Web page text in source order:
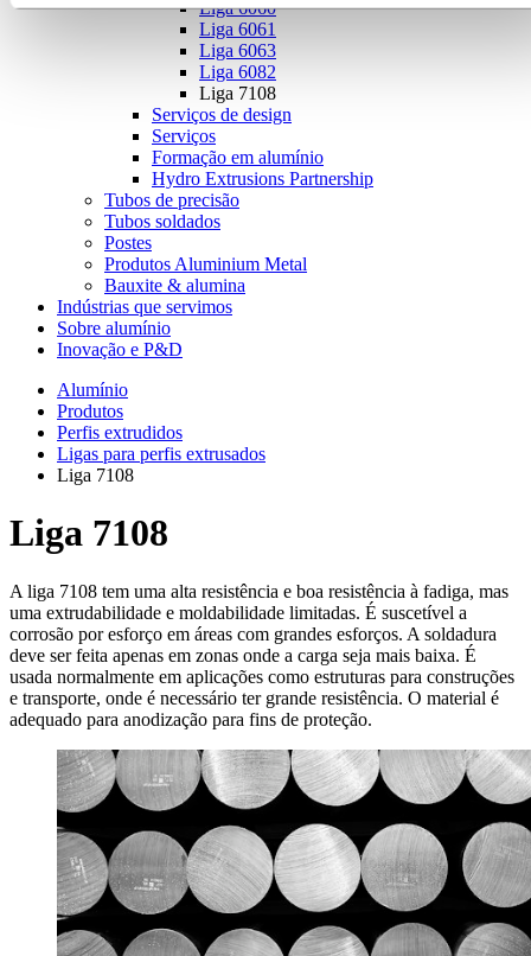
Liga 6060
Liga 6061
Liga 6063
Liga 6082
Liga 7108
Serviços de design
Serviços
Formação em alumínio
Hydro Extrusions Partnership
Tubos de precisão
Tubos soldados
Postes
Produtos Aluminium Metal
Bauxite & alumina
Indústrias que servimos
Sobre alumínio
Inovação e P&D
Alumínio
Produtos
Perfis extrudidos
Ligas para perfis extrusados
Liga 7108
Liga 7108
A liga 7108 tem uma alta resistência e boa resistência à fadiga, mas
uma extrudabilidade e moldabilidade limitadas. É suscetível a
corrosão por esforço em áreas com grandes esforços. A soldadura
deve ser feita apenas em zonas onde a carga seja mais baixa. É
usada normalmente em aplicações como estruturas para construções
e transporte, onde é necessário ter grande resistência. O material é
adequado para anodização para fins de proteção.